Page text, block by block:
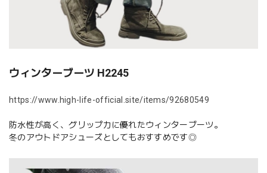
ウィンターブーツ H2245
https://www.high-life-official.site/items/92680549
防水性が高く、グリップ力に優れたウィンターブーツ。
冬のアウトドアシューズとしてもおすすめです◎